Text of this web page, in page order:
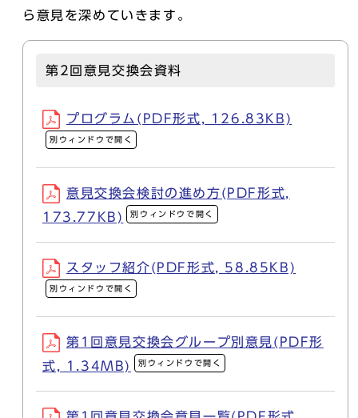
ら意見を深めていきます。
第2回意見交換会資料
プログラム(PDF形式, 126.83KB)
別ウィンドウで開く
意見交換会検討の進め方(PDF形式,
173.77KB)
別ウィンドウで開く
スタッフ紹介(PDF形式, 58.85KB)
別ウィンドウで開く
第1回意見交換会グループ別意見(PDF形
式, 1.34MB)
別ウィンドウで開く